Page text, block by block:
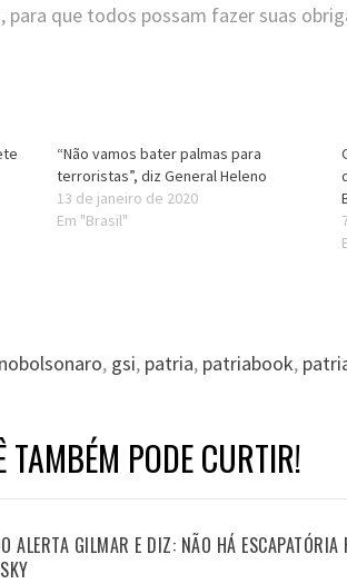
para que todos possam fazer suas
“Não vamos bater palmas para
terroristas”, diz General Heleno
13 de janeiro de 2020
Em "Brasil"
, gsi, patria, patriabook,
TAMBÉM PODE CURTIR!
ALERTA GILMAR E DIZ: NÃO HÁ ESCAPATÓRIA